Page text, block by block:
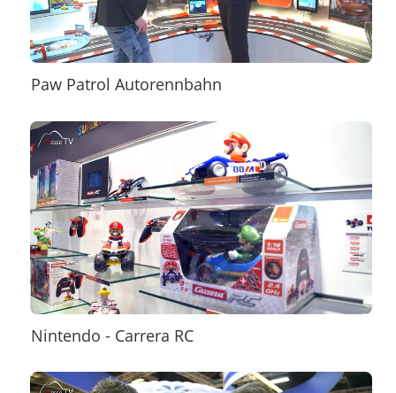
Paw Patrol Autorennbahn
Nintendo - Carrera RC